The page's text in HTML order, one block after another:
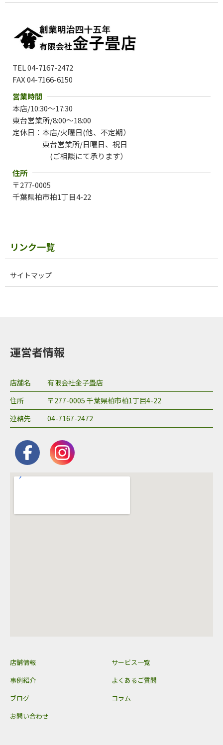
TEL 04-7167-2472
FAX 04-7166-6150
営業時間
本店/10:30～17:30
東台営業所/8:00～18:00
定休日： 本店/火曜日(他、不定期）
東台営業所/日曜日、祝日
(ご相談にて承ります）
住所
〒277-0005
千葉県柏市柏1丁目4-22
リンク一覧
サイトマップ
運営者情報
店舗名
​有限会社金子畳店
住所
〒277-0005 千葉県柏市柏1丁目4-22
連絡先
04-7167-2472
店舗情報
サービス一覧
事例紹介
よくあるご質問
ブログ
コラム
お問い合わせ